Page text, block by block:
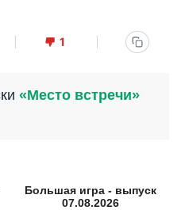
1
«Место встречи»
Большая игра - выпуск
07.08.2026